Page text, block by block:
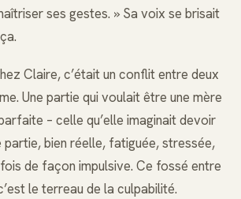
ses gestes. » Sa voix se brisait
Claire, c’était un conflit entre deux
Une partie qui voulait être une mère
– celle qu’elle imaginait devoir
partie, bien réelle, fatiguée, stressée,
de façon impulsive. Ce fossé entre
le terreau de la culpabilité.